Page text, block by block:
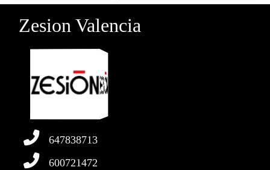
Zesion Valencia
647838713
600721472